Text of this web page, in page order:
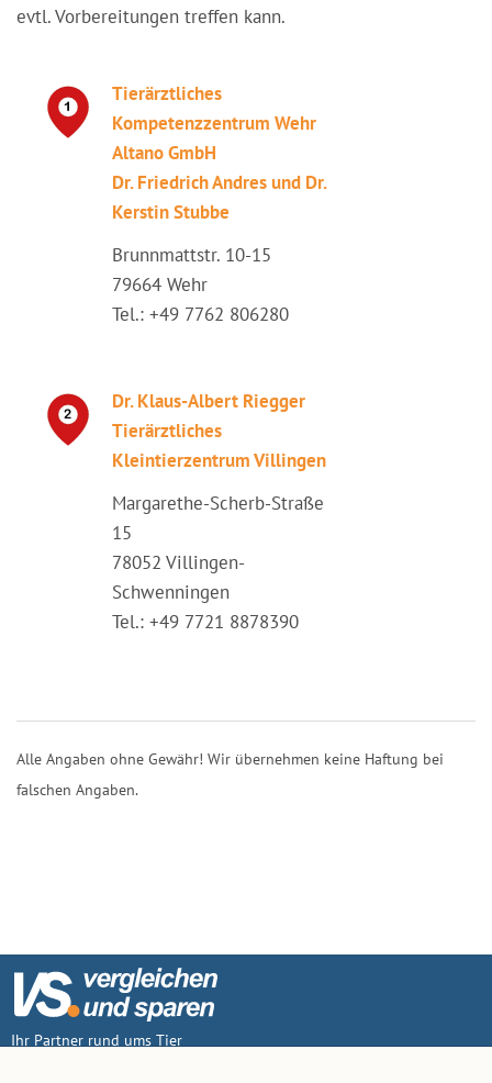
evtl. Vorbereitungen treffen kann.
Tierärztliches
Kompetenzzentrum Wehr
Altano GmbH
Dr. Friedrich Andres und Dr.
Kerstin Stubbe
Brunnmattstr. 10-15
79664 Wehr
Tel.: +49 7762 806280
Dr. Klaus-Albert Riegger
Tierärztliches
Kleintierzentrum Villingen
Margarethe-Scherb-Straße
15
78052 Villingen-
Schwenningen
Tel.: +49 7721 8878390
Alle Angaben ohne Gewähr! Wir übernehmen keine Haftung bei
falschen Angaben.
Ihr Partner rund ums Tier